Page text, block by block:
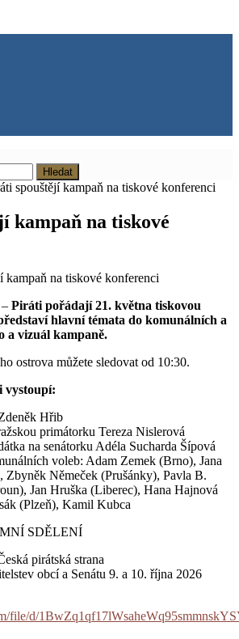
spouštějí kampaň na tiskové konferenci
kampaň na tiskové
Piráti pořádají 21. května tiskovou
hlavní témata do komunálních a
a vizuál kampaně.
ostrova můžete sledovat od 10:30.
vystoupí:
Hřib
primátorku Tereza Nislerová
na senátorku Adéla Sucharda Šípová
voleb: Adam Zemek (Brno), Jana
Zbyněk Němeček (Prušánky), Pavla B.
Jan Hruška (Liberec), Hana Hajnová
(Plzeň), Kamil Kubca
SDĚLENÍ
pirátská strana
obcí a Senátu 9. a 10. října 2026
file/d/